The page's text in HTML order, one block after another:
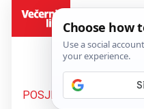
POSJET ZAGREBU